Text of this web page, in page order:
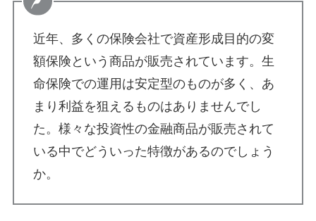
近年、多くの保険会社で資産形成目的の変
額保険という商品が販売されています。生
命保険での運用は安定型のものが多く、あ
まり利益を狙えるものはありませんでし
た。様々な投資性の金融商品が販売されて
いる中でどういった特徴があるのでしょう
か。